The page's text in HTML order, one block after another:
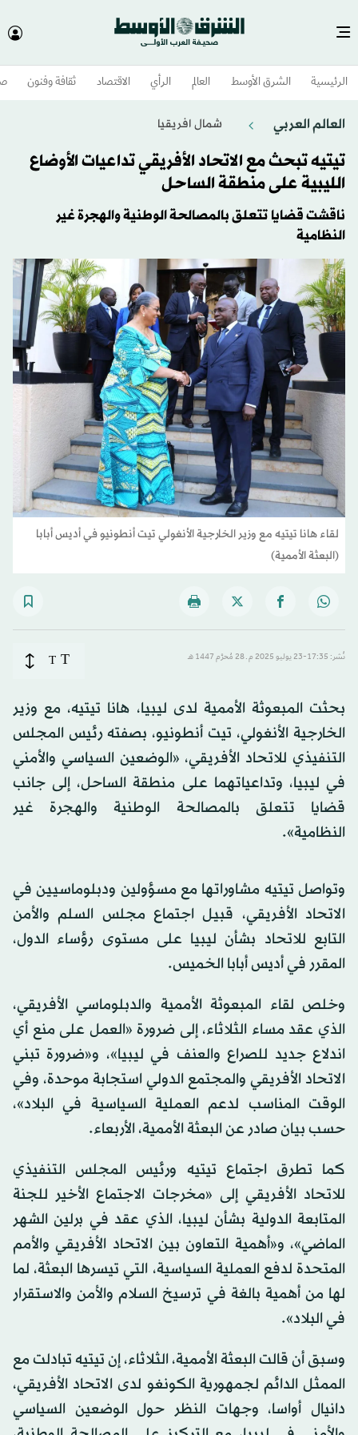
الرئيسية الشرق الأوسط​ العالم الرأي الاقتصاد ثقافة وفنون
العالم العربي شمال افريقيا
تيتيه تبحث مع الاتحاد الأفريقي تداعيات الأوضاع
الليبية على منطقة الساحل
ناقشت قضايا تتعلق بالمصالحة الوطنية والهجرة غير
النظامية
لقاء هانا تيتيه مع وزير الخارجية الأنغولي تيت أنطونيو في أديس أبابا
(البعثة الأممية)
نُشر: 17:35-23 يوليو 2025 م ـ 28 مُحرَّم 1447 هـ T
T
بحثت المبعوثة الأممية لدى ليبيا، هانا تيتيه، مع وزير
الخارجية الأنغولي، تيت أنطونيو، بصفته رئيس المجلس
التنفيذي للاتحاد الأفريقي، «الوضعين السياسي والأمني
في ليبيا، وتداعياتهما على منطقة الساحل، إلى جانب
قضايا تتعلق بالمصالحة الوطنية والهجرة غير
النظامية».
وتواصل تيتيه مشاوراتها مع مسؤولين ودبلوماسيين في
الاتحاد الأفريقي، قبيل اجتماع مجلس السلم والأمن
التابع للاتحاد بشأن ليبيا على مستوى رؤساء الدول،
المقرر في أديس أبابا الخميس.
وخلص لقاء المبعوثة الأممية والدبلوماسي الأفريقي،
الذي عقد مساء الثلاثاء، إلى ضرورة «العمل على منع أي
اندلاع جديد للصراع والعنف في ليبيا»، و«ضرورة تبني
الاتحاد الأفريقي والمجتمع الدولي استجابة موحدة، وفي
الوقت المناسب لدعم العملية السياسية في البلاد»،
حسب بيان صادر عن البعثة الأممية، الأربعاء.
كما تطرق اجتماع تيتيه ورئيس المجلس التنفيذي
للاتحاد الأفريقي إلى «مخرجات الاجتماع الأخير للجنة
المتابعة الدولية بشأن ليبيا، الذي عقد في برلين الشهر
الماضي»، و«أهمية التعاون بين الاتحاد الأفريقي والأمم
المتحدة لدفع العملية السياسية، التي تيسرها البعثة، لما
لها من أهمية بالغة في ترسيخ السلام والأمن والاستقرار
في البلاد».
وسبق أن قالت البعثة الأممية، الثلاثاء، إن تيتيه تبادلت مع
الممثل الدائم لجمهورية الكونغو لدى الاتحاد الأفريقي،
دانيال أواسا، وجهات النظر حول الوضعين السياسي